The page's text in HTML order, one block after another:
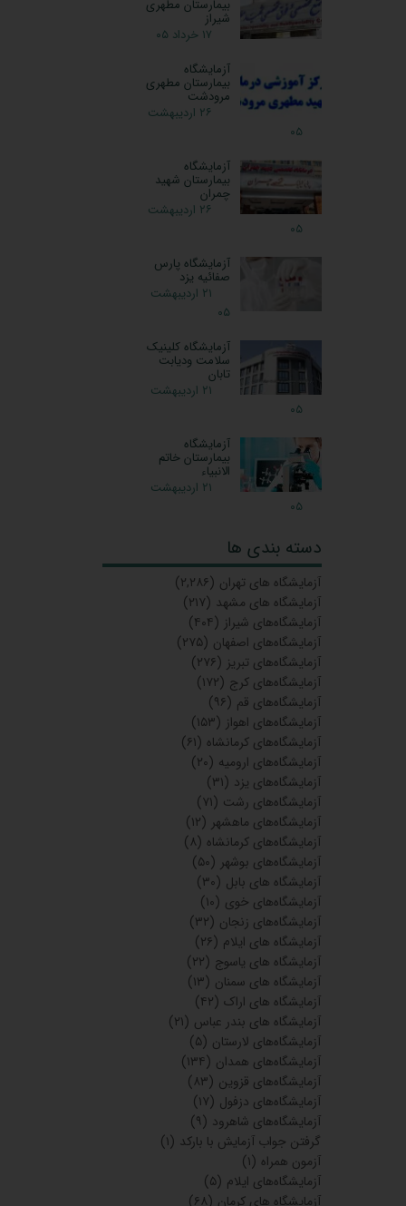
بیمارستان مطهری
شیراز
۱۷ خرداد ۰۵
آزمایشگاه
بیمارستان مطهری
مرودشت
۲۶ اردیبهشت
۰۵
آزمایشگاه
بیمارستان شهید
چمران
۲۶ اردیبهشت
۰۵
آزمایشگاه پارس
صفائیه یزد
۲۱ اردیبهشت
۰۵
آزمایشگاه کلینیک
سلامت ودیابت
تابان
۲۱ اردیبهشت
۰۵
آزمایشگاه
بیمارستان خاتم
الانبیاء
۲۱ اردیبهشت
۰۵
دسته بندی ها
آزمایشگاه‌ های تهران (۲,۲۸۶)
آزمایشگاه های مشهد (۲۱۷)
آزمایشگاه‌های شیراز (۴۰۴)
آزمایشگاه‌های اصفهان (۲۷۵)
آزمایشگاه‌های تبریز (۲۷۶)
آزمایشگاه‌های کرج (۱۷۲)
آزمایشگاه‌های قم (۹۶)
آزمایشگاه‌های اهواز (۱۵۳)
آزمایشگاه‌های کرمانشاه (۶۱)
آزمایشگاه‌های ارومیه (۲۰)
آزمایشگاه‌های یزد (۳۱)
آزمایشگاه‌های رشت (۷۱)
آزمایشگاه‌های ماهشهر (۱۲)
آزمایشگاه‌های کرمانشاه (۸)
آزمایشگاه‌های بوشهر (۵۰)
آزمایشگاه های بابل (۳۰)
آزمایشگاه‌های خوی (۱۰)
آزمایشگاه‌های زنجان (۳۲)
آزمایشگاه های ایلام (۲۶)
آزمایشگاه های یاسوج (۲۲)
آزمایشگاه های سمنان (۱۳)
آزمایشگاه های اراک (۴۲)
آزمایشگاه های بندر عباس (۲۱)
آزمایشگاه‌های لارستان (۵)
آزمایشگاه‌های همدان (۱۳۴)
آزمایشگاه‌های قزوین (۸۳)
آزمایشگاه‌های دزفول (۱۷)
آزمایشگاه‌های شاهرود (۹)
گرفتن جواب آزمایش با بارکد (۱)
آزمون همراه (۱)
آزمایشگاه‌های ایلام (۵)
آزمایشگاه های کرمان (۶۸)